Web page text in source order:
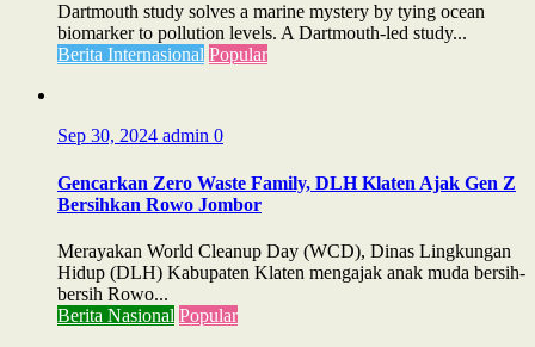
Dartmouth study solves a marine mystery by tying ocean
biomarker to pollution levels. A Dartmouth-led study...
Berita Internasional Popular
Sep 30, 2024 admin 0
Gencarkan Zero Waste Family, DLH Klaten Ajak Gen Z
Bersihkan Rowo Jombor
Merayakan World Cleanup Day (WCD), Dinas Lingkungan
Hidup (DLH) Kabupaten Klaten mengajak anak muda bersih-
bersih Rowo...
Berita Nasional Popular